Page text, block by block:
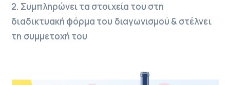
2. Συμπληρώνει τα στοιχεία του στη
διαδικτυακή φόρμα του διαγωνισμού & στέλνει
τη συμμετοχή του